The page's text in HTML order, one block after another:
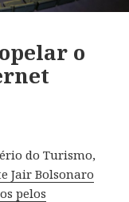
o
do Turismo,
Jair Bolsonaro
pelos